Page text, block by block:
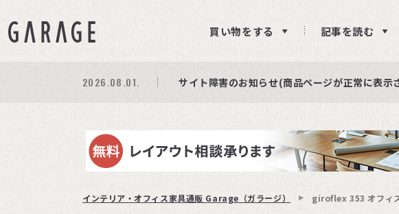
買い物をする 記事を読む
期間限定プレゼント│レビュー投稿をお待ちし
商品ページ障害復旧のお知らせ
2026.08.01. サイト障害のお知らせ(商品ページが正常に表示
インテリア・オフィス家具通販 Garage（ガラージ） giroflex 353 オフィ